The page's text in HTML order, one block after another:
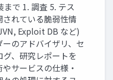
まで 1. 調査 5. テス
されている脆弱性情
Exploit DB など)
のアドバイザリ、セ
グ、研究レポートを
サービスの仕様・